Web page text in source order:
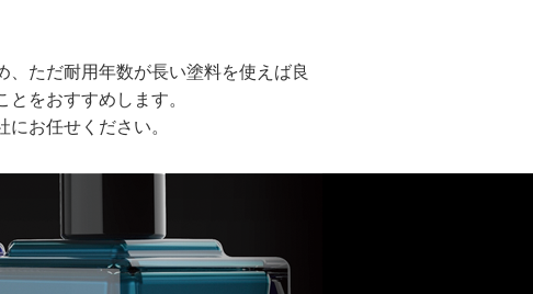
、ただ耐用年数が長い塗料を使えば良
をおすすめします。
お任せください。